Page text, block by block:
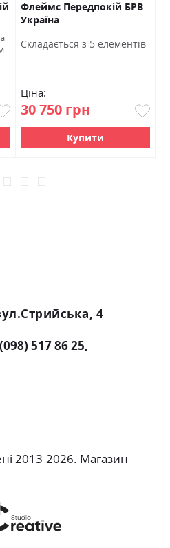
Флеймс Передпокій БРВ
Україна
Cкладається з 5 елементів
Ціна:
30 750 грн
Купити
4
(098) 517 86 25
2013-2026. Магазин